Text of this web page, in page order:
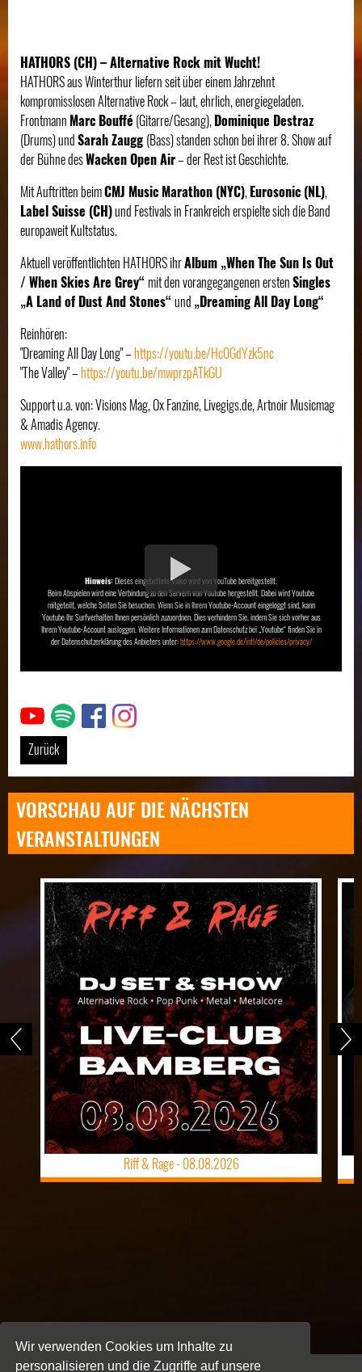
Wir verwenden Cookies um Inhalte zu
personalisieren und die Zugriffe auf unsere
HATHORS (CH) – Alternative Rock mit Wucht!
HATHORS aus Winterthur liefern seit über einem Jahrzehnt
kompromisslosen Alternative Rock – laut, ehrlich, energiegeladen.
Frontmann Marc Bouffé (Gitarre/Gesang),Dominique Destraz
(Drums) undSarah Zaugg (Bass) standen schon bei ihrer 8. Show auf
der Bühne desWacken Open Air– der Rest ist Geschichte.
Mit Auftritten beimCMJ Music Marathon (NYC),Eurosonic (NL),
Label Suisse (CH)und Festivals in Frankreich erspielte sich die Band
europaweit Kultstatus.
Aktuell veröffentlichten HATHORS ihrAlbum „When The Sun Is Out
/ When Skies Are Grey“ mit den vorangegangenen erstenSingles
„A Land of Dust And Stones“ und „Dreaming All Day Long“
Reinhören:
"Dreaming All Day Long" –https://youtu.be/Hc0GdYzk5nc
"The Valley" –https://youtu.be/mwprzpATkGU
Support u.a. von: Visions Mag, Ox Fanzine, Livegigs.de, Artnoir Musicmag
& Amadis Agency.
www.hathors.info
Hinweis:Dieses eingebettete Video wird von YouTube bereitgestellt.
Beim Abspielen wird eine Verbindung zu den Servern von Youtube hergestellt. Dabei wird Youtube
mitgeteilt, welche Seiten Sie besuchen. Wenn Sie in Ihrem Youtube-Account eingeloggt sind, kann
Youtube Ihr Surfverhalten Ihnen persönlich zuzuordnen. Dies verhindern Sie, indem Sie sich vorher aus
Ihrem Youtube-Account ausloggen. Weitere Informationen zum Datenschutz bei „Youtube“ finden Sie in
der Datenschutzerklärung des Anbieters unter:https://www.google.de/intl/de/policies/privacy/
Link Link Link
Link
Zurück
VORSCHAU AUF DIE NÄCHSTEN
VERANSTALTUNGEN
Riff & Rage - 08.08.2026